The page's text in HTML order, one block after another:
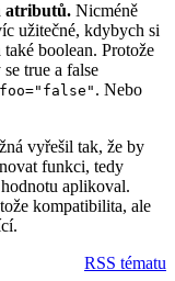
atributů. Nicméně
užitečné, kdybych si
boolean. Protože
true a false
. Nebo
vyřešil tak, že by
funkci, tedy
aplikoval.
kompatibilita, ale
RSS tématu